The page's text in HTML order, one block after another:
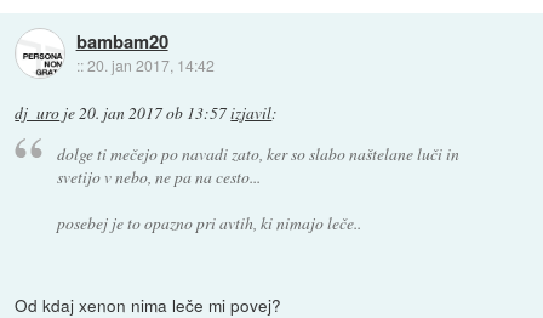
bambam20
::20. jan 2017, 14:42
dj_uro je20. jan 2017 ob 13:57izjavil:
dolge ti mečejo po navadi zato, ker so slabo naštelane luči in
svetijo v nebo, ne pa na cesto...
posebej je to opazno pri avtih, ki nimajo leče..
Od kdaj xenon nima leče mi povej?